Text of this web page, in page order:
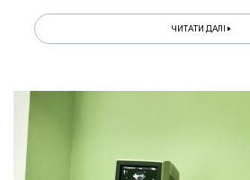
ЧИТАТИ ДАЛІ